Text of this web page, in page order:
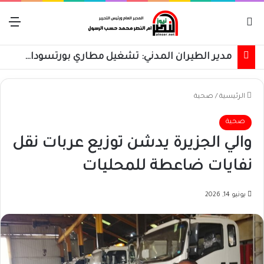
مدير الطيران المدني: تشغيل مطاري بورتسودان والخرطوم على مدار 24 ساعة قريباً
الرئيسية / صحية
صحية
والي الجزيرة يدشن توزيع عربات نقل
نفايات ضاعطة للمحليات
يونيو 14, 2026